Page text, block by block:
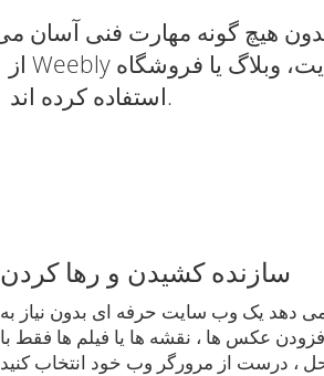
استفاده کرده اند.
سازنده کشیدن و رها کردن
دهد یک وب سایت حرفه ای بدون نیاز به
عکس ها ، نقشه ها یا فیلم ها فقط با
، درست از مرورگر وب خود انتخاب کنید